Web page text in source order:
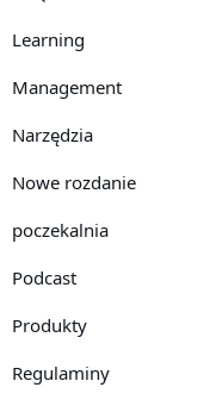
Learning
Management
Narzędzia
Nowe rozdanie
poczekalnia
Podcast
Produkty
Regulaminy